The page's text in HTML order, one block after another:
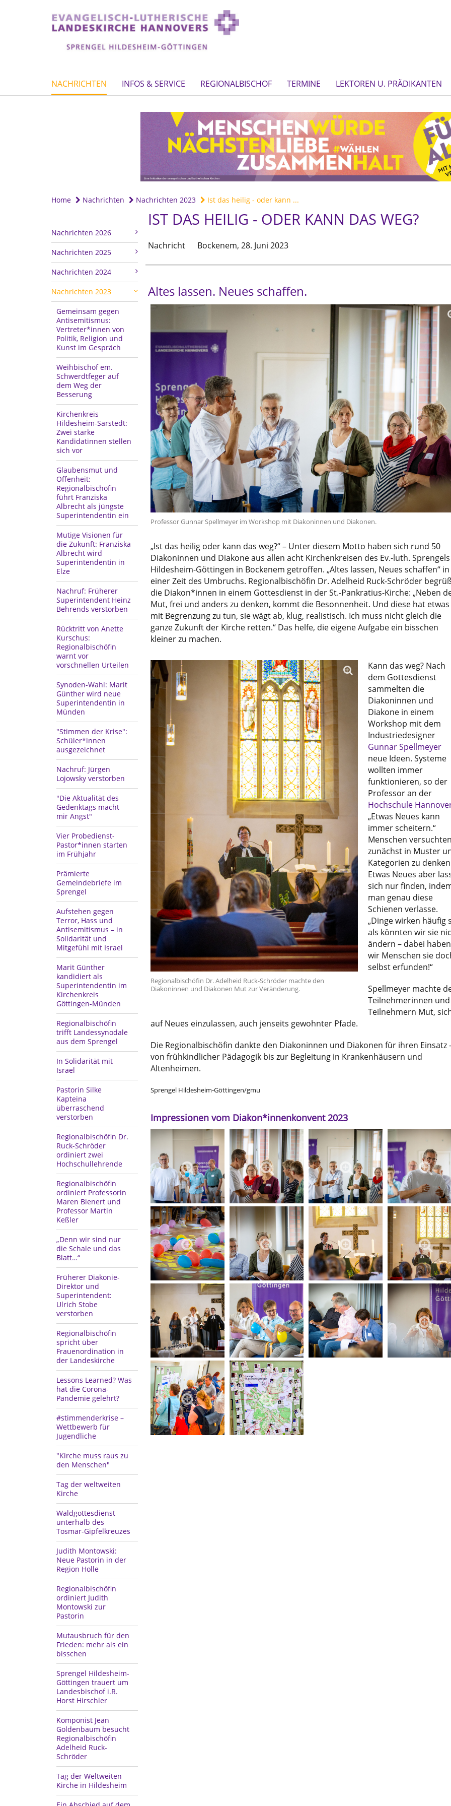
NACHRICHTEN INFOS & SERVICE REGIONALBISCHOF TERMINE LEKTOREN U. PRÄDIKANTEN
Home Nachrichten Nachrichten 2023 Ist das heilig - oder kann ...
Nachrichten 2026
Nachrichten 2025
Nachrichten 2024
Nachrichten 2023
Gemeinsam gegen
Antisemitismus:
Vertreter*innen von
Politik, Religion und
Kunst im Gespräch
Weihbischof em.
Schwerdtfeger auf
dem Weg der
Besserung
Kirchenkreis
Hildesheim-Sarstedt:
Zwei starke
Kandidatinnen stellen
sich vor
Glaubensmut und
Offenheit:
Regionalbischöfin
führt Franziska
Albrecht als jüngste
Superintendentin ein
Mutige Visionen für
die Zukunft: Franziska
Albrecht wird
Superintendentin in
Elze
Nachruf: Früherer
Superintendent Heinz
Behrends verstorben
Rücktritt von Anette
Kurschus:
Regionalbischöfin
warnt vor
vorschnellen Urteilen
Synoden-Wahl: Marit
Günther wird neue
Superintendentin in
Münden
"Stimmen der Krise":
Schüler*innen
ausgezeichnet
Nachruf: Jürgen
Lojowsky verstorben
"Die Aktualität des
Gedenktags macht
mir Angst"
Vier Probedienst-
Pastor*innen starten
im Frühjahr
Prämierte
Gemeindebriefe im
Sprengel
Aufstehen gegen
Terror, Hass und
Antisemitismus – in
Solidarität und
Mitgefühl mit Israel
Marit Günther
kandidiert als
Superintendentin im
Kirchenkreis
Göttingen-Münden
Regionalbischöfin
trifft Landessynodale
aus dem Sprengel
In Solidarität mit
Israel
Pastorin Silke
Kapteina
überraschend
verstorben
Regionalbischöfin Dr.
Ruck-Schröder
ordiniert zwei
Hochschullehrende
Regionalbischöfin
ordiniert Professorin
Maren Bienert und
Professor Martin
Keßler
„Denn wir sind nur
die Schale und das
Blatt…“
Früherer Diakonie-
Direktor und
Superintendent:
Ulrich Stobe
verstorben
Regionalbischöfin
spricht über
Frauenordination in
der Landeskirche
Lessons Learned? Was
hat die Corona-
Pandemie gelehrt?
#stimmenderkrise –
Wettbewerb für
Jugendliche
"Kirche muss raus zu
den Menschen"
Tag der weltweiten
Kirche
Waldgottesdienst
unterhalb des
Tosmar-Gipfelkreuzes
Judith Montowski:
Neue Pastorin in der
Region Holle
Regionalbischöfin
ordiniert Judith
Montowski zur
Pastorin
Mutausbruch für den
Frieden: mehr als ein
bisschen
Sprengel Hildesheim-
Göttingen trauert um
Landesbischof i.R.
Horst Hirschler
Komponist Jean
Goldenbaum besucht
Regionalbischöfin
Adelheid Ruck-
Schröder
Tag der Weltweiten
Kirche in Hildesheim
IST DAS HEILIG - ODER KANN DAS WEG?
Nachricht Bockenem, 28. Juni 2023
Altes lassen. Neues schaffen.
Professor Gunnar Spellmeyer im Workshop mit Diakoninnen und Diakonen.
„Ist das heilig oder kann das weg?“ – Unter diesem Motto haben sich rund 50
Diakoninnen und Diakone aus allen acht Kirchenkreisen des Ev.-luth. Sprengels
Hildesheim-Göttingen in Bockenem getroffen. „Altes lassen, Neues schaffen“ in
einer Zeit des Umbruchs. Regionalbischöfin Dr. Adelheid Ruck-Schröder
die Diakon*innen in einem Gottesdienst in der St.-Pankratius-Kirche: „Neben
Mut, frei und anders zu denken, kommt die Besonnenheit. Und diese hat etwas
mit Begrenzung zu tun, sie wägt ab, klug, realistisch. Ich muss nicht gleich die
ganze Zukunft der Kirche retten.“ Das helfe, die eigene Aufgabe ein bisschen
kleiner zu machen.
Regionalbischöfin Dr. Adelheid Ruck-Schröder machte den
Diakoninnen und Diakonen Mut zur Veränderung.
Kann das weg? Nach
dem Gottesdienst
sammelten die
Diakoninnen und
Diakone in einem
Workshop mit dem
Industriedesigner
Gunnar Spellmeyer
neue Ideen. Systeme
wollten immer
funktionieren, so der
Professor an der
Hochschule
„Etwas Neues kann
immer scheitern.“
Menschen versuchten
zunächst in Muster
Kategorien zu
Etwas Neues aber
sich nur finden,
man genau diese
Schienen verlasse.
„Dinge wirken häufig
als könnten wir sie
ändern – dabei haben
wir Menschen sie
selbst erfunden!“
Spellmeyer machte
Teilnehmerinnen und
Teilnehmern Mut,
auf Neues einzulassen, auch jenseits gewohnter Pfade.
Die Regionalbischöfin dankte den Diakoninnen und Diakonen für ihren Einsatz
von frühkindlicher Pädagogik bis zur Begleitung in Krankenhäusern und
Altenheimen.
Sprengel Hildesheim-Göttingen/gmu
Impressionen vom Diakon*innenkonvent 2023